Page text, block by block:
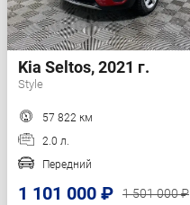
Kia Seltos, 2021 г.
Style
57 822 км
2.0 л.
Передний
1 101 000 ₽
1 501 000 ₽